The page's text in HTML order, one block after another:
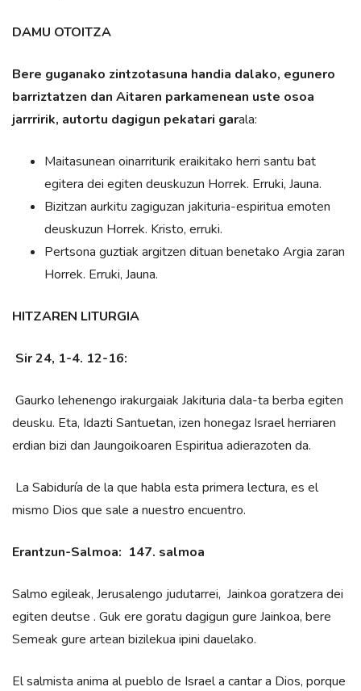
DAMU OTOITZA
Bere guganako zintzotasuna handia dalako, egunero
barriztatzen dan Aitaren parkamenean uste osoa
jarrririk, autortu dagigun pekatari garala:
Maitasunean oinarriturik eraikitako herri santu bat
egitera dei egiten deuskuzun Horrek. Erruki, Jauna.
Bizitzan aurkitu zagiguzan jakituria-espiritua emoten
deuskuzun Horrek. Kristo, erruki.
Pertsona guztiak argitzen dituan benetako Argia zaran
Horrek. Erruki, Jauna.
HITZAREN LITURGIA
Sir 24, 1-4. 12-16:
Gaurko lehenengo irakurgaiak Jakituria dala-ta berba egiten
deusku. Eta, Idazti Santuetan, izen honegaz Israel herriaren
erdian bizi dan Jaungoikoaren Espiritua adierazoten da.
La Sabiduría de la que habla esta primera lectura, es el
mismo Dios que sale a nuestro encuentro.
Erantzun-Salmoa: 147. salmoa
Salmo egileak, Jerusalengo judutarrei, Jainkoa goratzera dei
egiten deutse . Guk ere goratu dagigun gure Jainkoa, bere
Semeak gure artean bizilekua ipini dauelako.
El salmista anima al pueblo de Israel a cantar a Dios, porque